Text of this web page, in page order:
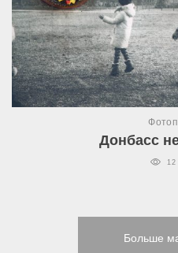
Донбасс
12
Больше